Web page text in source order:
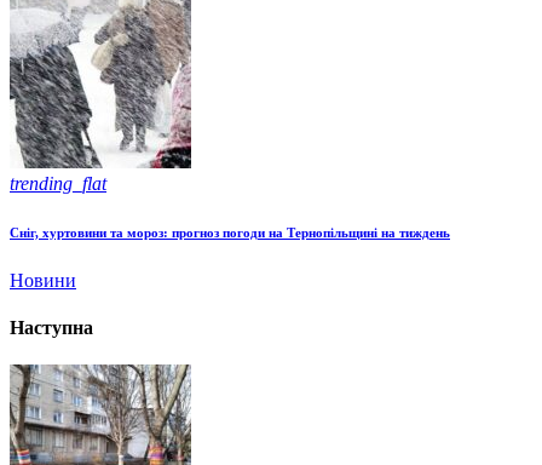
trending_flat
Сніг, хуртовини та мороз: прогноз погоди на Тернопільщині на тиждень
Новини
Наступна